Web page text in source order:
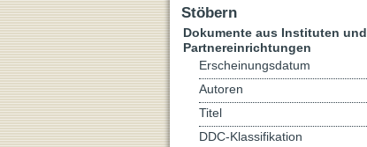
Stöbern
Dokumente aus Instituten und
Partnereinrichtungen
Erscheinungsdatum
Autoren
Titel
DDC-Klassifikation